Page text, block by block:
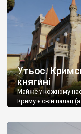
Утьос.
княгині
Майже у кожному
Криму є свій палац